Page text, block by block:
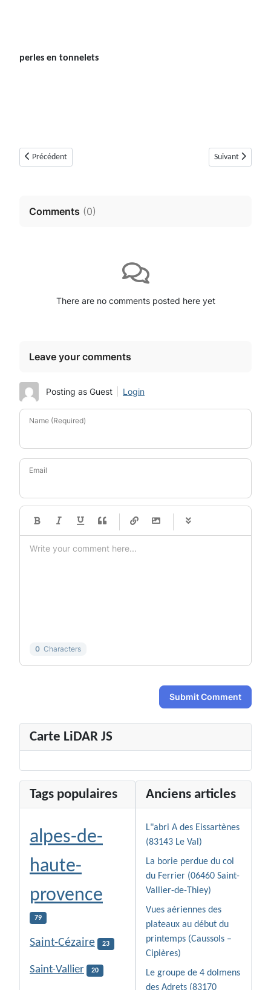
perles en tonnelets
Article précédent : Tumulus ou tholos des Pounches (Mons, Var)
Précédent Article suivant :
Suivant
Comments (0)
There are no comments posted here yet
Leave your comments
Posting as Guest Login
Name (Required)
Email
-
-
-
-
0 Characters
Submit Comment
Carte LiDAR JS
Tags populaires
alpes-de-
haute-
provence
79
Saint-Cézaire 23
Saint-Vallier 20
Anciens articles
L"abri A des Eissartènes
(83143 Le Val)
La borie perdue du col
du Ferrier (06460 Saint-
Vallier-de-Thiey)
Vues aériennes des
plateaux au début du
printemps (Caussols –
Cipières)
Le groupe de 4 dolmens
des Adrets (83170